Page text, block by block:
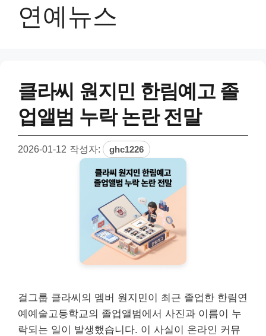
연예뉴스
클라씨 원지민 한림예고 졸
업앨범 누락 논란 전말
2026-01-12 작성자: ghc1226
걸그룹 클라씨의 멤버 원지민이 최근 졸업한 한림연
예예술고등학교의 졸업앨범에서 사진과 이름이 누
락되는 일이 발생했습니다. 이 사실이 온라인 커뮤